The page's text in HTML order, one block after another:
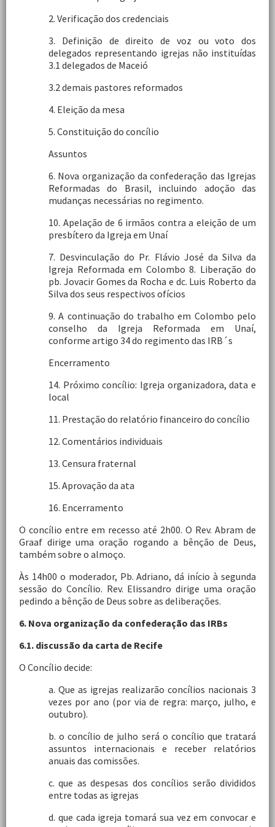
2. Verificação dos credenciais
3. Definição de direito de voz ou voto dos
delegados representando igrejas não instituídas
3.1 delegados de Maceió
3.2 demais pastores reformados
4. Eleição da mesa
5. Constituição do concílio
Assuntos
6. Nova organização da confederação das Igrejas
Reformadas do Brasil, incluindo adoção das
mudanças necessárias no regimento.
10. Apelação de 6 irmãos contra a eleição de um
presbítero da Igreja em Unaí
7. Desvinculação do Pr. Flávio José da Silva da
Igreja Reformada em Colombo 8. Liberação do
pb. Jovacir Gomes da Rocha e dc. Luis Roberto da
Silva dos seus respectivos ofícios
9. A continuação do trabalho em Colombo pelo
conselho da Igreja Reformada em Unaí,
conforme artigo 34 do regimento das IRB´s
Encerramento
14. Próximo concílio: Igreja organizadora, data e
local
11. Prestação do relatório financeiro do concílio
12. Comentários individuais
13. Censura fraternal
15. Aprovação da ata
16. Encerramento
O concílio entre em recesso até 2h00. O Rev. Abram de
Graaf dirige uma oração rogando a bênção de Deus,
também sobre o almoço.
Às 14h00 o moderador, Pb. Adriano, dá início à segunda
sessão do Concílio. Rev. Elissandro dirige uma oração
pedindo a bênção de Deus sobre as deliberações.
6. Nova organização da confederação das IRBs
6.1. discussão da carta de Recife
O Concílio decide:
a. Que as igrejas realizarão concílios nacionais 3
vezes por ano (por via de regra: março, julho, e
outubro).
b. o concílio de julho será o concílio que tratará
assuntos internacionais e receber relatórios
anuais das comissões.
c. que as despesas dos concílios serão divididos
entre todas as igrejas
d. que cada igreja tomará sua vez em convocar e